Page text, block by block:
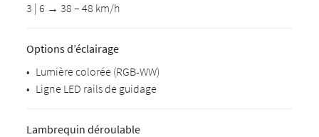
3 | 6 → 38 – 48 km/h
Options d’éclairage
• Lumière colorée (RGB-WW)
• Ligne LED rails de guidage
Lambrequin déroulable